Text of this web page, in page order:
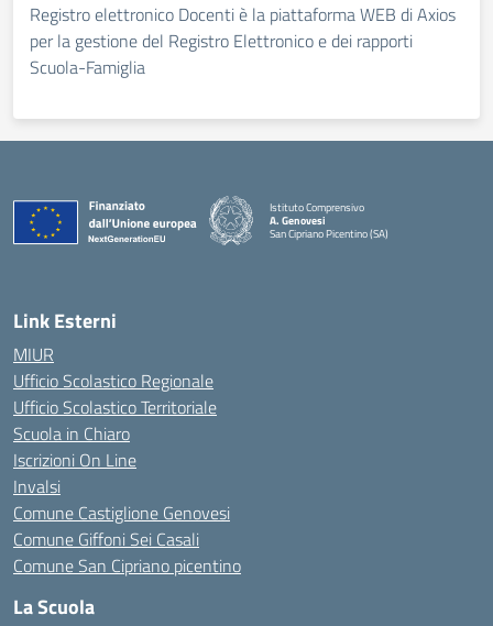
Registro elettronico Docenti è la piattaforma WEB di Axios
per la gestione del Registro Elettronico e dei rapporti
Scuola-Famiglia
Istituto Comprensivo
A. Genovesi
San Cipriano Picentino (SA)
— Visita la pagina iniziale della scuola
Link Esterni
MIUR
Ufficio Scolastico Regionale
Ufficio Scolastico Territoriale
Scuola in Chiaro
Iscrizioni On Line
Invalsi
Comune Castiglione Genovesi
Comune Giffoni Sei Casali
Comune San Cipriano picentino
La Scuola